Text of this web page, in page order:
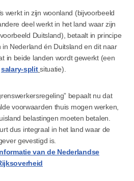
werkt in zijn woonland (bijvoorbeeld
deel werkt in het land waar zijn
Duitsland), betaalt in principe
Nederland én Duitsland en dit naar
in beide landen wordt gewerkt (een
salary-split situatie).
bepaalt nu dat
voorwaarden thuis mogen werken,
belastingen moeten betalen.
dus integraal in het land waar de
gevestigd is.
van de Nederlandse